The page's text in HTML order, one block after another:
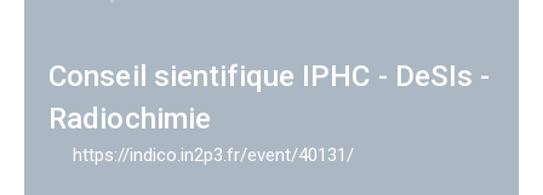
Conseil sientifique IPHC - DeSIs -
Radiochimie
https://indico.in2p3.fr/event/40131/